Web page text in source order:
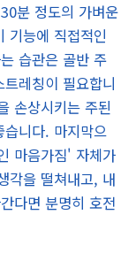
분 정도의 가벼운
기능에 직접적인
습관은 골반 주
레칭이 필요합니
손상시키는 주된
니다. 마지막으
마음가짐' 자체가
각을 떨쳐내고, 내
다면 분명히 호전